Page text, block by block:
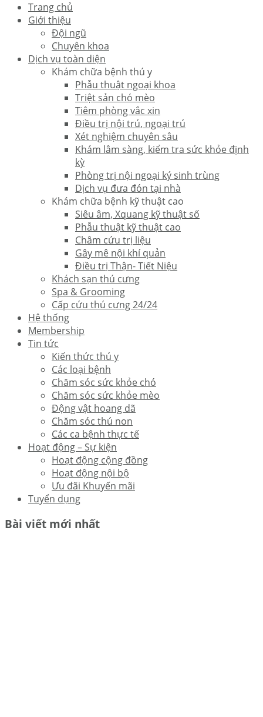
Trang chủ
Giới thiệu
Đội ngũ
Chuyên khoa
Dịch vụ toàn diện
Khám chữa bệnh thú y
Phẫu thuật ngoại khoa
Triệt sản chó mèo
Tiêm phòng vắc xin
Điều trị nội trú, ngoại trú
Xét nghiệm chuyên sâu
Khám lâm sàng, kiểm tra sức khỏe định
kỳ
Phòng trị nội ngoại ký sinh trùng
Dịch vụ đưa đón tại nhà
Khám chữa bệnh kỹ thuật cao
Siêu âm, Xquang kỹ thuật số
Phẫu thuật kỹ thuật cao
Châm cứu trị liệu
Gây mê nội khí quản
Điều trị Thận- Tiết Niệu
Khách sạn thú cưng
Spa & Grooming
Cấp cứu thú cưng 24/24
Hệ thống
Membership
Tin tức
Kiến thức thú y
Các loại bệnh
Chăm sóc sức khỏe chó
Chăm sóc sức khỏe mèo
Động vật hoang dã
Chăm sóc thú non
Các ca bệnh thực tế
Hoạt động – Sự kiện
Hoạt động cộng đồng
Hoạt động nội bộ
Ưu đãi Khuyến mãi
Tuyển dụng
Bài viết mới nhất